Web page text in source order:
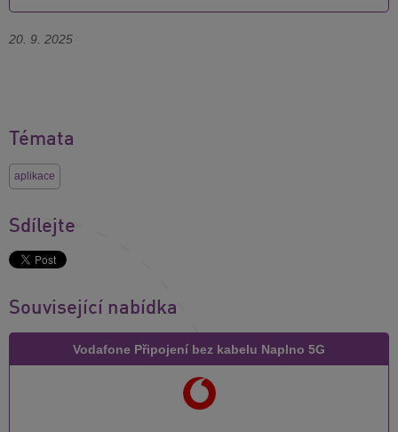
20. 9. 2025
Témata
aplikace
Sdílejte
Související nabídka
Vodafone Připojení bez kabelu Naplno 5G